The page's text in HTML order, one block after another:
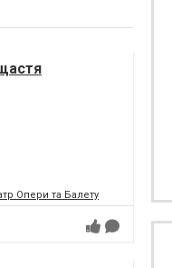
Опери та Балету